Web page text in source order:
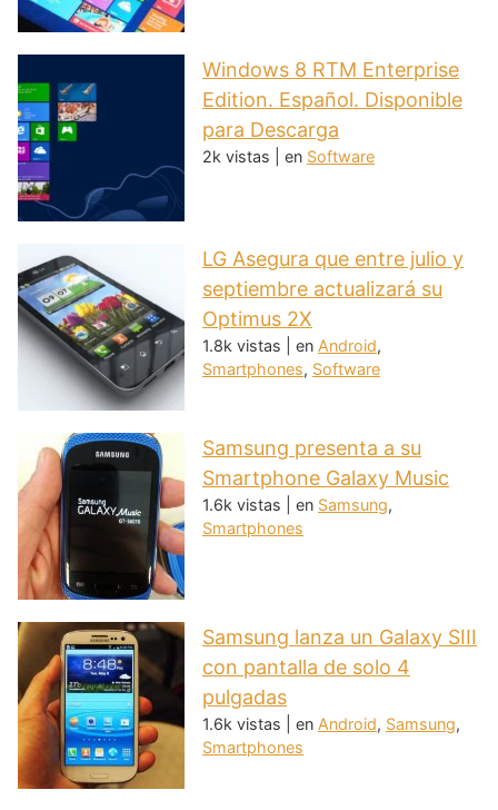
Windows 8 RTM Enterprise
Edition. Español. Disponible
para Descarga
2k vistas en Software
LG Asegura que entre julio y
septiembre actualizará su
Optimus 2X
1.8k vistas en Android,
Smartphones, Software
Samsung presenta a su
Smartphone Galaxy Music
1.6k vistas en Samsung,
Smartphones
Samsung lanza un Galaxy SIII
con pantalla de solo 4
pulgadas
1.6k vistas en Android, Samsung,
Smartphones